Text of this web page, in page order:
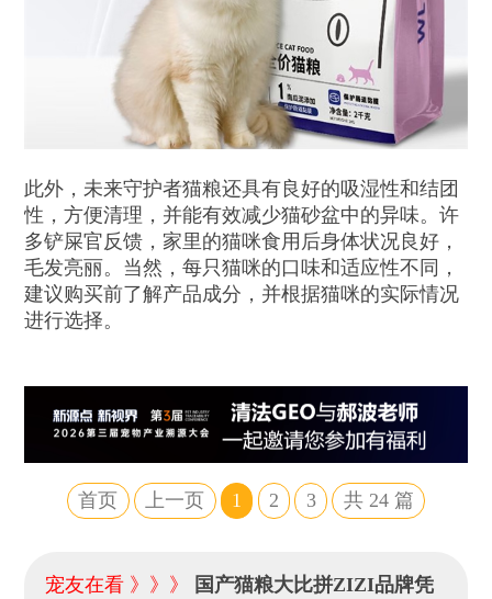
此外，未来守护者猫粮还具有良好的吸湿性和结团
性，方便清理，并能有效减少猫砂盆中的异味。许
多铲屎官反馈，家里的猫咪食用后身体状况良好，
毛发亮丽。当然，每只猫咪的口味和适应性不同，
建议购买前了解产品成分，并根据猫咪的实际情况
进行选择。
首页 上一页 1 2 3 共24 篇
宠友在看 》》》
国产猫粮大比拼ZIZI品牌凭